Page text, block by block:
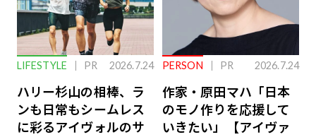
LIFESTYLE PR 2026.7.24
ハリー杉山の相棒、ラ
ンも日常もシームレス
に彩るアイヴォルのサ
PERSON PR 2026.7.24
作家・原田マハ「日本
のモノ作りを応援して
いきたい」【アイヴァ